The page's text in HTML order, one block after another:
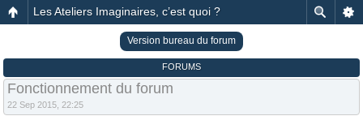
Les Ateliers Imaginaires, c’est quoi ?
Version bureau du forum
FORUMS
Fonctionnement du forum
22 Sep 2015, 22:25